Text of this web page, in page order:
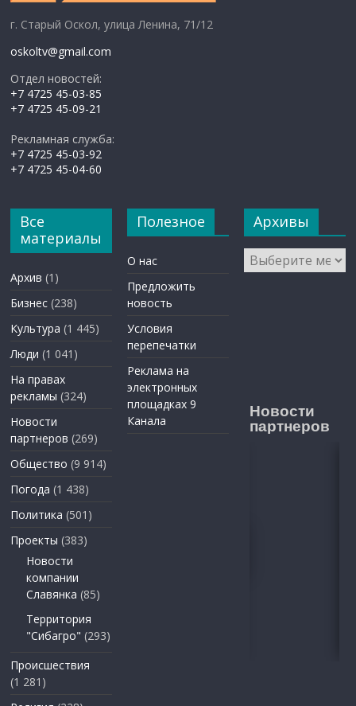
г. Старый Оскол, улица Ленина, 71/12
oskoltv@gmail.com
Отдел новостей:
+7 4725 45-03-85
+7 4725 45-09-21
Рекламная служба:
+7 4725 45-03-92
+7 4725 45-04-60
Все
материалы
Архив (1)
Бизнес (238)
Культура (1 445)
Люди (1 041)
На правах
рекламы (324)
Новости
партнеров (269)
Общество (9 914)
Погода (1 438)
Политика (501)
Проекты (383)
Новости
компании
Славянка (85)
Территория
"Сибагро" (293)
Происшествия
(1 281)
Полезное
О нас
Предложить
новость
Условия
перепечатки
Реклама на
электронных
площадках 9
Канала
Архивы
Архивы
Новости
партнеров